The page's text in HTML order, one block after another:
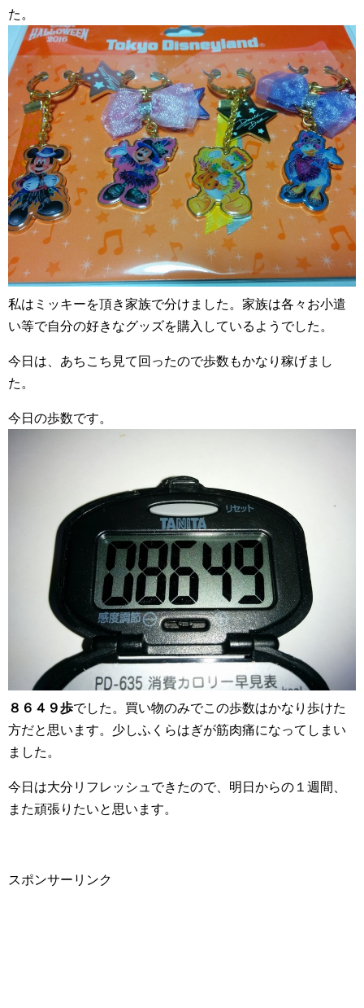
た。
私はミッキーを頂き家族で分けました。家族は各々お小遣
い等で自分の好きなグッズを購入しているようでした。
今日は、あちこち見て回ったので歩数もかなり稼げまし
た。
今日の歩数です。
８６４９歩でした。買い物のみでこの歩数はかなり歩けた
方だと思います。少しふくらはぎが筋肉痛になってしまい
ました。
今日は大分リフレッシュできたので、明日からの１週間、
また頑張りたいと思います。
スポンサーリンク